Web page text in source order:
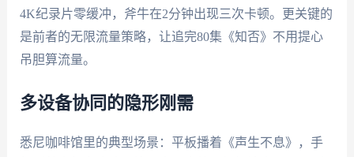
4K纪录片零缓冲，斧牛在2分钟出现三次卡顿。更关键的
是前者的无限流量策略，让追完80集《知否》不用提心
吊胆算流量。
多设备协同的隐形刚需
悉尼咖啡馆里的典型场景：平板播着《声生不息》，手